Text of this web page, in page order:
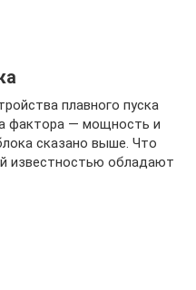
плавного пуска
фактора — мощность и
сказано выше. Что
известностью обладают